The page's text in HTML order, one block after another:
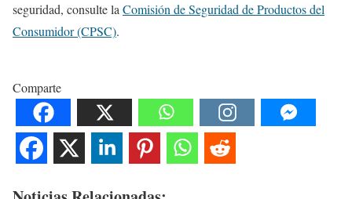
seguridad, consulte laComisión de Seguridad de Productos del
Consumidor (CPSC).
Comparte